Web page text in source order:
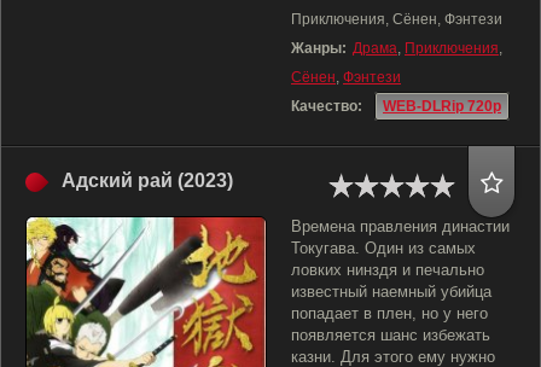
Приключения, Сёнен, Фэнтези
Жанры: Драма, Приключения,
Сёнен, Фэнтези
Качество:
WEB-DLRip 720p
Адский рай (2023)
Времена правления династии
Токугава. Один из самых
ловких нинздя и печально
известный наемный убийца
попадает в плен, но у него
появляется шанс избежать
казни. Для этого ему нужно